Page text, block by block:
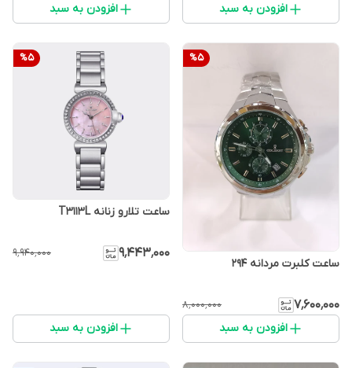
افزودن به سبد افزودن به سبد
%5
ساعت کلبرت مردانه ۲۹۴
۷٬۶۰۰٬۰۰۰ ۸٬۰۰۰٬۰۰۰
افزودن به سبد
%5
ساعت تلارو زنانه T3113L
۹٬۴۴۳٬۰۰۰ ۹٬۹۴۰٬۰۰۰
افزودن به سبد